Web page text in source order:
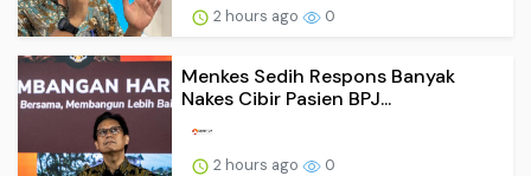
2 hours ago 0
Menkes Sedih Respons Banyak
Nakes Cibir Pasien BPJ...
2 hours ago 0